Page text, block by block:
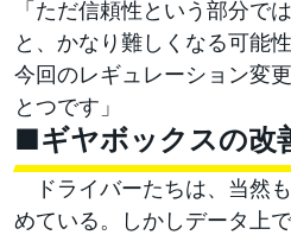
「ただ信頼性という部分で
と、かなり難しくなる可能
今回のレギュレーション変
とつです」
■ギヤボックスの改
ドライバーたちは、当然
めている。しかしデータ上